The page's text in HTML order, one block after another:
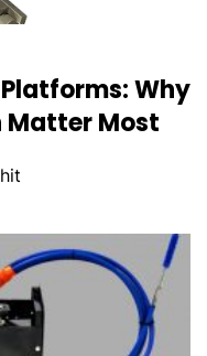
Why
Matter Most